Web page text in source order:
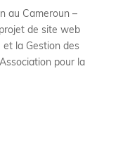
au Cameroun –
de site web
et la Gestion des
pour la